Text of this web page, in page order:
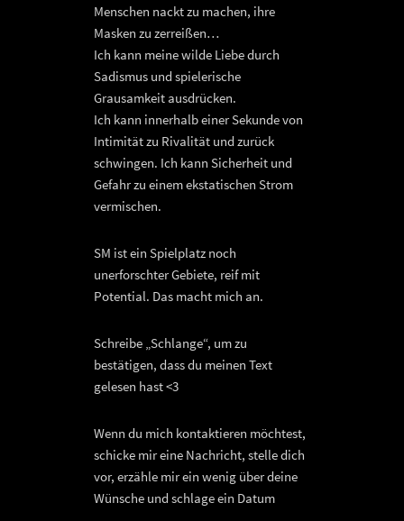
Menschen nackt zu machen, ihre
Masken zu zerreißen…
Ich kann meine wilde Liebe durch
Sadismus und spielerische
Grausamkeit ausdrücken.
Ich kann innerhalb einer Sekunde von
Intimität zu Rivalität und zurück
schwingen. Ich kann Sicherheit und
Gefahr zu einem ekstatischen Strom
vermischen.
SM ist ein Spielplatz noch
unerforschter Gebiete, reif mit
Potential. Das macht mich an.
Schreibe „Schlange“, um zu
bestätigen, dass du meinen Text
gelesen hast <3
Wenn du mich kontaktieren möchtest,
schicke mir eine Nachricht, stelle dich
vor, erzähle mir ein wenig über deine
Wünsche und schlage ein Datum